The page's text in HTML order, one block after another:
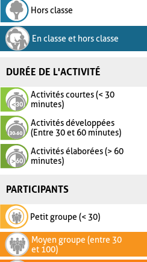
Hors classe
En classe et hors classe
DURÉE DE L'ACTIVITÉ
Activités courtes (< 30
minutes)
Activités développées
(Entre 30 et 60 minutes)
Activités élaborées (> 60
minutes)
PARTICIPANTS
Petit groupe (< 30)
Moyen groupe (entre 30
et 100)